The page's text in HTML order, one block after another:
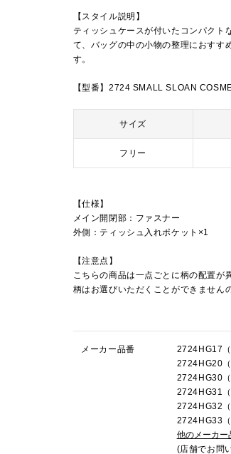
【スタイル説明】
ティッシュケースが付いたコンパクト
て、バッグの中の小物の整理におすす
す。
【型番】2724 SMALL SLOAN
サイズ
フリー
【仕様】
メイン開閉部：ファスナー
外側：ティッシュ入れポケット×1
【注意点】
こちらの商品は一点ごとに柄の配置が
柄はお選びいただくことができません
メーカー品番
2724HG17（
2724HG20（
2724HG30（
2724HG31
2724HG32（
2724HG33（
他のメーカー
(店舗でお問